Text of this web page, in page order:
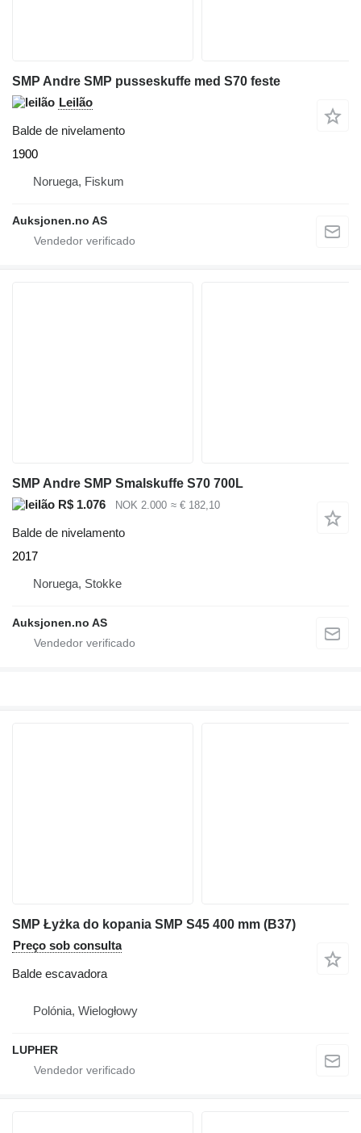
SMP Andre SMP pusseskuffe med S70 feste
Leilão
Balde de nivelamento
1900
Noruega, Fiskum
Auksjonen.no AS
SMP Andre SMP Smalskuffe S70 700L
R$ 1.076
NOK 2.000 ≈ € 182,10
Balde de nivelamento
2017
Noruega, Stokke
Auksjonen.no AS
SMP Łyżka do kopania SMP S45 400 mm (B37)
Preço sob consulta
Balde escavadora
Polónia, Wielogłowy
LUPHER